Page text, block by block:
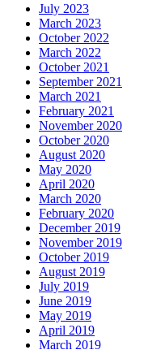
July 2023
March 2023
October 2022
March 2022
October 2021
September 2021
March 2021
February 2021
November 2020
October 2020
August 2020
May 2020
April 2020
March 2020
February 2020
December 2019
November 2019
October 2019
August 2019
July 2019
June 2019
May 2019
April 2019
March 2019